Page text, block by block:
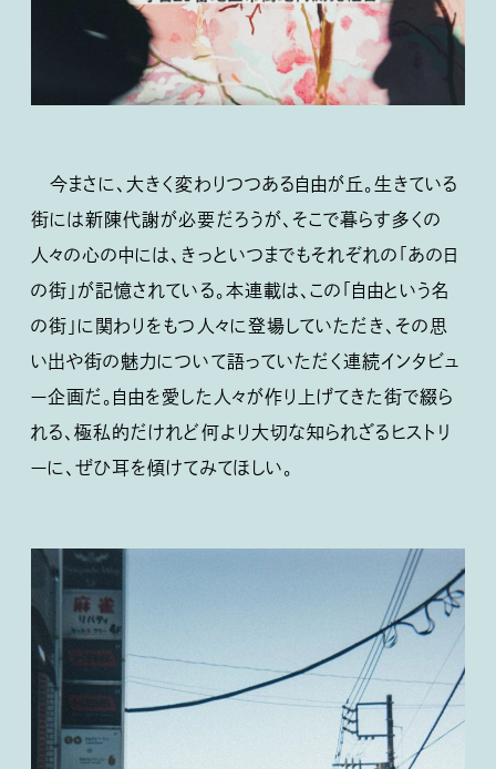
今まさに、大きく変わりつつある自由が丘。生きている
街には新陳代謝が必要だろうが、そこで暮らす多くの
人々の心の中には、きっといつまでもそれぞれの「あの日
の街」が記憶されている。本連載は、この「自由という名
の街」に関わりをもつ人々に登場していただき、その思
い出や街の魅力について語っていただく連続インタビュ
ー企画だ。自由を愛した人々が作り上げてきた街で綴ら
れる、極私的だけれど何より大切な知られざるヒストリ
ーに、ぜひ耳を傾けてみてほしい。